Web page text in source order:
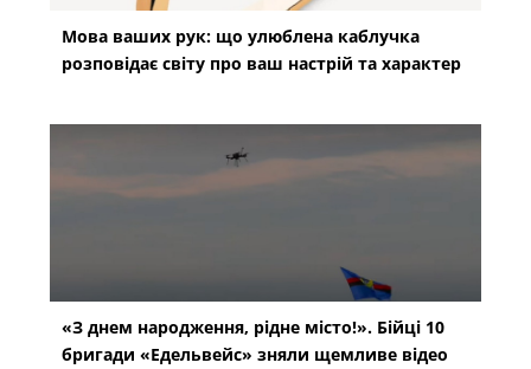
Мова ваших рук: що улюблена каблучка
розповідає світу про ваш настрій та характер
«З днем народження, рідне місто!». Бійці 10
бригади «Едельвейс» зняли щемливе відео